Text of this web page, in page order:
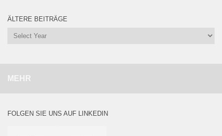
ÄLTERE BEITRÄGE
MEHR
FOLGEN SIE UNS AUF LINKEDIN